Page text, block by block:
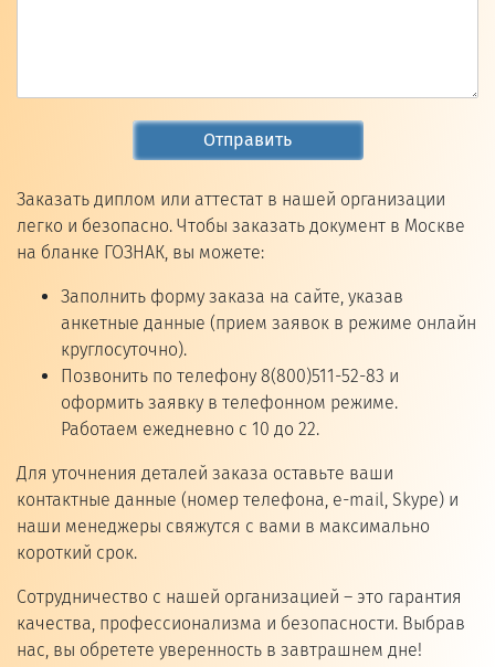
Отправить
Заказать диплом или аттестат в нашей организации
легко и безопасно. Чтобы заказать документ в Москве
на бланке ГОЗНАК, вы можете:
Заполнить форму заказа на сайте, указав
анкетные данные (прием заявок в режиме онлайн
круглосуточно).
Позвонить по телефону 8(800)511-52-83 и
оформить заявку в телефонном режиме.
Работаем ежедневно с 10 до 22.
Для уточнения деталей заказа оставьте ваши
контактные данные (номер телефона, e-mail, Skype) и
наши менеджеры свяжутся с вами в максимально
короткий срок.
Сотрудничество с нашей организацией – это гарантия
качества, профессионализма и безопасности. Выбрав
нас, вы обретете уверенность в завтрашнем дне!